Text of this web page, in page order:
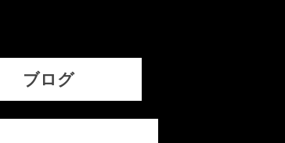
ブログ